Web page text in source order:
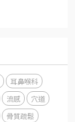
耳鼻喉科
流感
穴道
骨質疏鬆